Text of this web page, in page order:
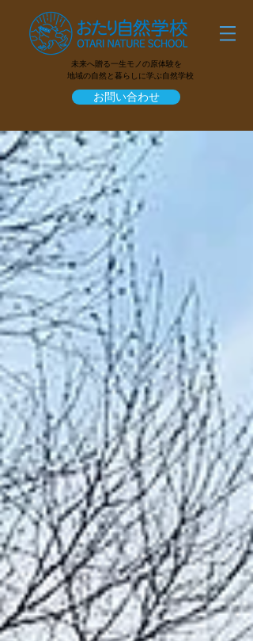
未来へ贈る一生モノの原体験を
地域の自然と暮らしに学ぶ自然学校
お問い合わせ